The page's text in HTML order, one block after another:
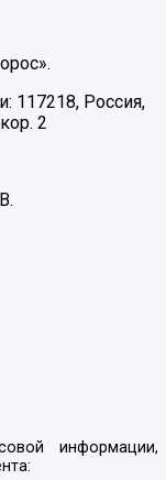
117218, Россия,
2
информации,